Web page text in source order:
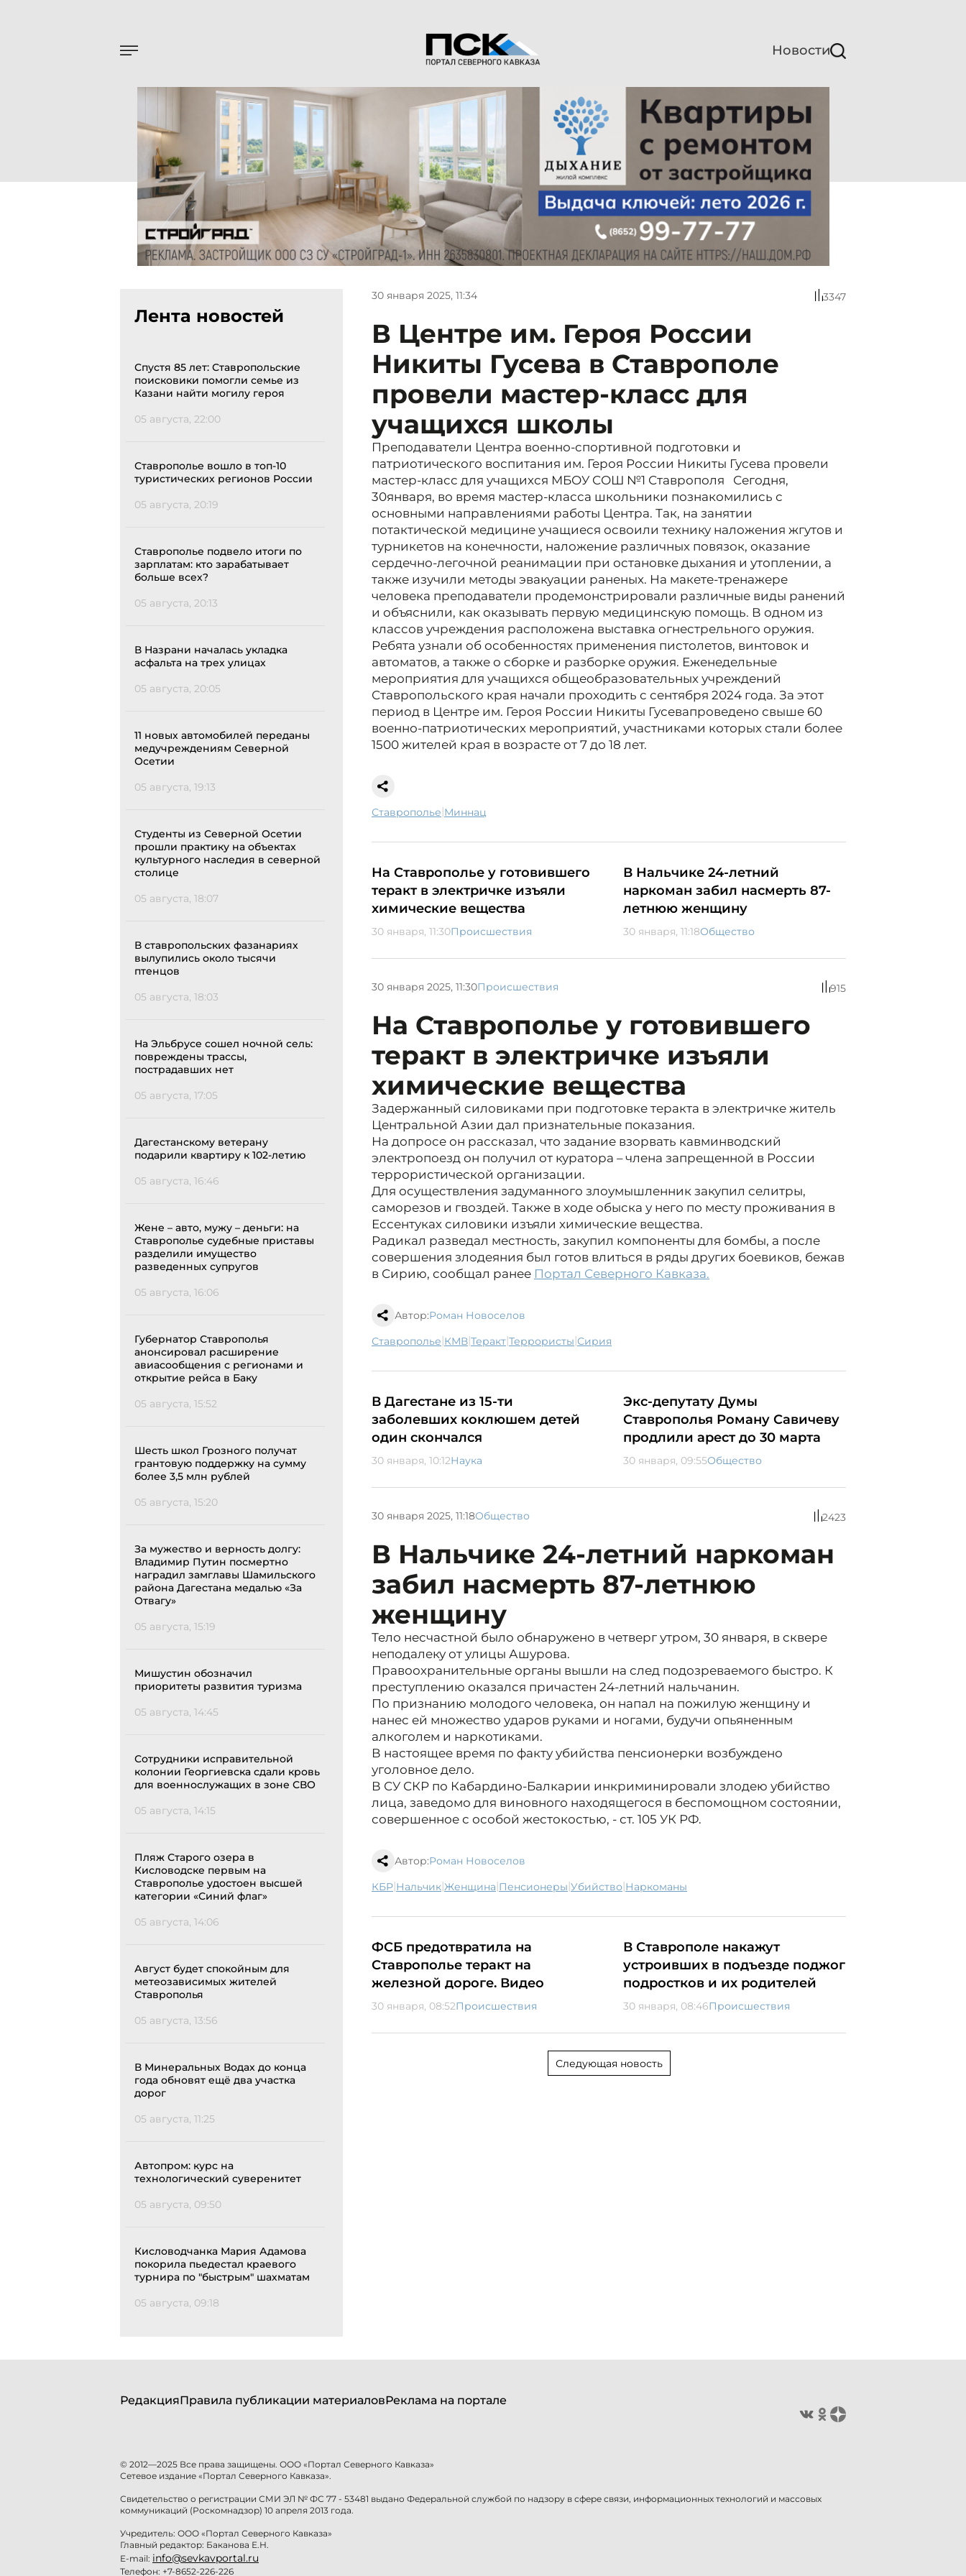
Новости
Лента новостей
Спустя 85 лет: Ставропольские
поисковики помогли семье из
Казани найти могилу героя
05 августа, 22:00
Ставрополье вошло в топ-10
туристических регионов России
05 августа, 20:19
Ставрополье подвело итоги по
зарплатам: кто зарабатывает
больше всех?
05 августа, 20:13
В Назрани началась укладка
асфальта на трех улицах
05 августа, 20:05
11 новых автомобилей переданы
медучреждениям Северной
Осетии
05 августа, 19:13
Студенты из Северной Осетии
прошли практику на объектах
культурного наследия в северной
столице
05 августа, 18:07
В ставропольских фазанариях
вылупились около тысячи
птенцов
05 августа, 18:03
На Эльбрусе сошел ночной сель:
повреждены трассы,
пострадавших нет
05 августа, 17:05
Дагестанскому ветерану
подарили квартиру к 102-летию
05 августа, 16:46
Жене – авто, мужу – деньги: на
Ставрополье судебные приставы
разделили имущество
разведенных супругов
05 августа, 16:06
Губернатор Ставрополья
анонсировал расширение
авиасообщения с регионами и
открытие рейса в Баку
05 августа, 15:52
Шесть школ Грозного получат
грантовую поддержку на сумму
более 3,5 млн рублей
05 августа, 15:20
За мужество и верность долгу:
Владимир Путин посмертно
наградил замглавы Шамильского
района Дагестана медалью «За
Отвагу»
05 августа, 15:19
Мишустин обозначил
приоритеты развития туризма
05 августа, 14:45
Сотрудники исправительной
колонии Георгиевска сдали кровь
для военнослужащих в зоне СВО
05 августа, 14:15
Пляж Старого озера в
Кисловодске первым на
Ставрополье удостоен высшей
категории «Синий флаг»
05 августа, 14:06
Август будет спокойным для
метеозависимых жителей
Ставрополья
05 августа, 13:56
В Минеральных Водах до конца
года обновят ещё два участка
дорог
05 августа, 11:25
Автопром: курс на
технологический суверенитет
05 августа, 09:50
Кисловодчанка Мария Адамова
покорила пьедестал краевого
турнира по "быстрым" шахматам
05 августа, 09:18
30 января 2025, 11:34 3347
В Центре им. Героя России
Никиты Гусева в Ставрополе
провели мастер-класс для
учащихся школы
Преподаватели Центра военно-спортивной подготовки и
патриотического воспитания им. Героя России Никиты Гусева провели
мастер-класс для учащихся МБОУ СОШ №1 Ставрополя Сегодня,
30января, во время мастер-класса школьники познакомились с
основными направлениями работы Центра. Так, на занятии
потактической медицине учащиеся освоили технику наложения жгутов и
турникетов на конечности, наложение различных повязок, оказание
сердечно-легочной реанимации при остановке дыхания и утоплении, а
также изучили методы эвакуации раненых. На макете-тренажере
человека преподаватели продемонстрировали различные виды ранений
и объяснили, как оказывать первую медицинскую помощь. В одном из
классов учреждения расположена выставка огнестрельного оружия.
Ребята узнали об особенностях применения пистолетов, винтовок и
автоматов, а также о сборке и разборке оружия. Еженедельные
мероприятия для учащихся общеобразовательных учреждений
Ставропольского края начали проходить с сентября 2024 года. За этот
период в Центре им. Героя России Никиты Гусевапроведено свыше 60
военно-патриотических мероприятий, участниками которых стали более
1500 жителей края в возрасте от 7 до 18 лет.
Ставрополье| миннац
На Ставрополье у готовившего
теракт в электричке изъяли
химические вещества
30 января, 11:30Происшествия
В Нальчике 24-летний
наркоман забил насмерть 87-
летнюю женщину
30 января, 11:18Общество
30 января 2025, 11:30Происшествия 915
На Ставрополье у готовившего
теракт в электричке изъяли
химические вещества
Задержанный силовиками при подготовке теракта в электричке житель
Центральной Азии дал признательные показания.
На допросе он рассказал, что задание взорвать кавминводский
электропоезд он получил от куратора – члена запрещенной в России
террористической организации.
Для осуществления задуманного злоумышленник закупил селитры,
саморезов и гвоздей. Также в ходе обыска у него по месту проживания в
Ессентуках силовики изъяли химические вещества.
Радикал разведал местность, закупил компоненты для бомбы, а после
совершения злодеяния был готов влиться в ряды других боевиков, бежав
в Сирию, сообщал ранее Портал Северного Кавказа.
Автор:Роман Новоселов
Ставрополье| КМВ| теракт| террористы| Сирия
В Дагестане из 15-ти
заболевших коклюшем детей
один скончался
30 января, 10:12Наука
Экс-депутату Думы
Ставрополья Роману Савичеву
продлили арест до 30 марта
30 января, 09:55Общество
30 января 2025, 11:18Общество 2423
В Нальчике 24-летний наркоман
забил насмерть 87-летнюю
женщину
Тело несчастной было обнаружено в четверг утром, 30 января, в сквере
неподалеку от улицы Ашурова.
Правоохранительные органы вышли на след подозреваемого быстро. К
преступлению оказался причастен 24-летний нальчанин.
По признанию молодого человека, он напал на пожилую женщину и
нанес ей множество ударов руками и ногами, будучи опьяненным
алкоголем и наркотиками.
В настоящее время по факту убийства пенсионерки возбуждено
уголовное дело.
В СУ СКР по Кабардино-Балкарии инкриминировали злодею убийство
лица, заведомо для виновного находящегося в беспомощном состоянии,
совершенное с особой жестокостью, - ст. 105 УК РФ.
Автор:Роман Новоселов
КБР| Нальчик| женщина| пенсионеры| убийство| наркоманы
ФСБ предотвратила на
Ставрополье теракт на
железной дороге. Видео
30 января, 08:52Происшествия
В Ставрополе накажут
устроивших в подъезде поджог
подростков и их родителей
30 января, 08:46Происшествия
Следующая новость
РедакцияПравила публикации материаловРеклама на портале
© 2012—2025 Все права защищены. ООО «Портал Северного Кавказа»
Сетевое издание «Портал Северного Кавказа».
Свидетельство о регистрации СМИ ЭЛ № ФС 77 - 53481 выдано Федеральной службой по надзору в сфере связи, информационных технологий и массовых
коммуникаций (Роскомнадзор) 10 апреля 2013 года.
Учредитель: ООО «Портал Северного Кавказа»
Главный редактор: Баканова Е.Н.
E-mail: info@sevkavportal.ru
Телефон: +7-8652-226-226